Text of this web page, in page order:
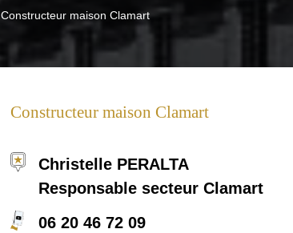
Constructeur maison Clamart
Constructeur maison Clamart
Christelle PERALTA
Responsable secteur Clamart
06 20 46 72 09